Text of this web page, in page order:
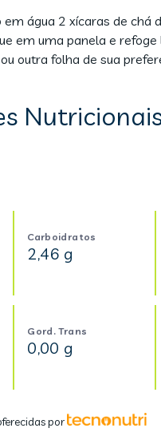
em água 2 xícaras de
em uma panela e
outra folha de sua
Carboidratos
2,46 g
Gord. Trans
0,00 g
por